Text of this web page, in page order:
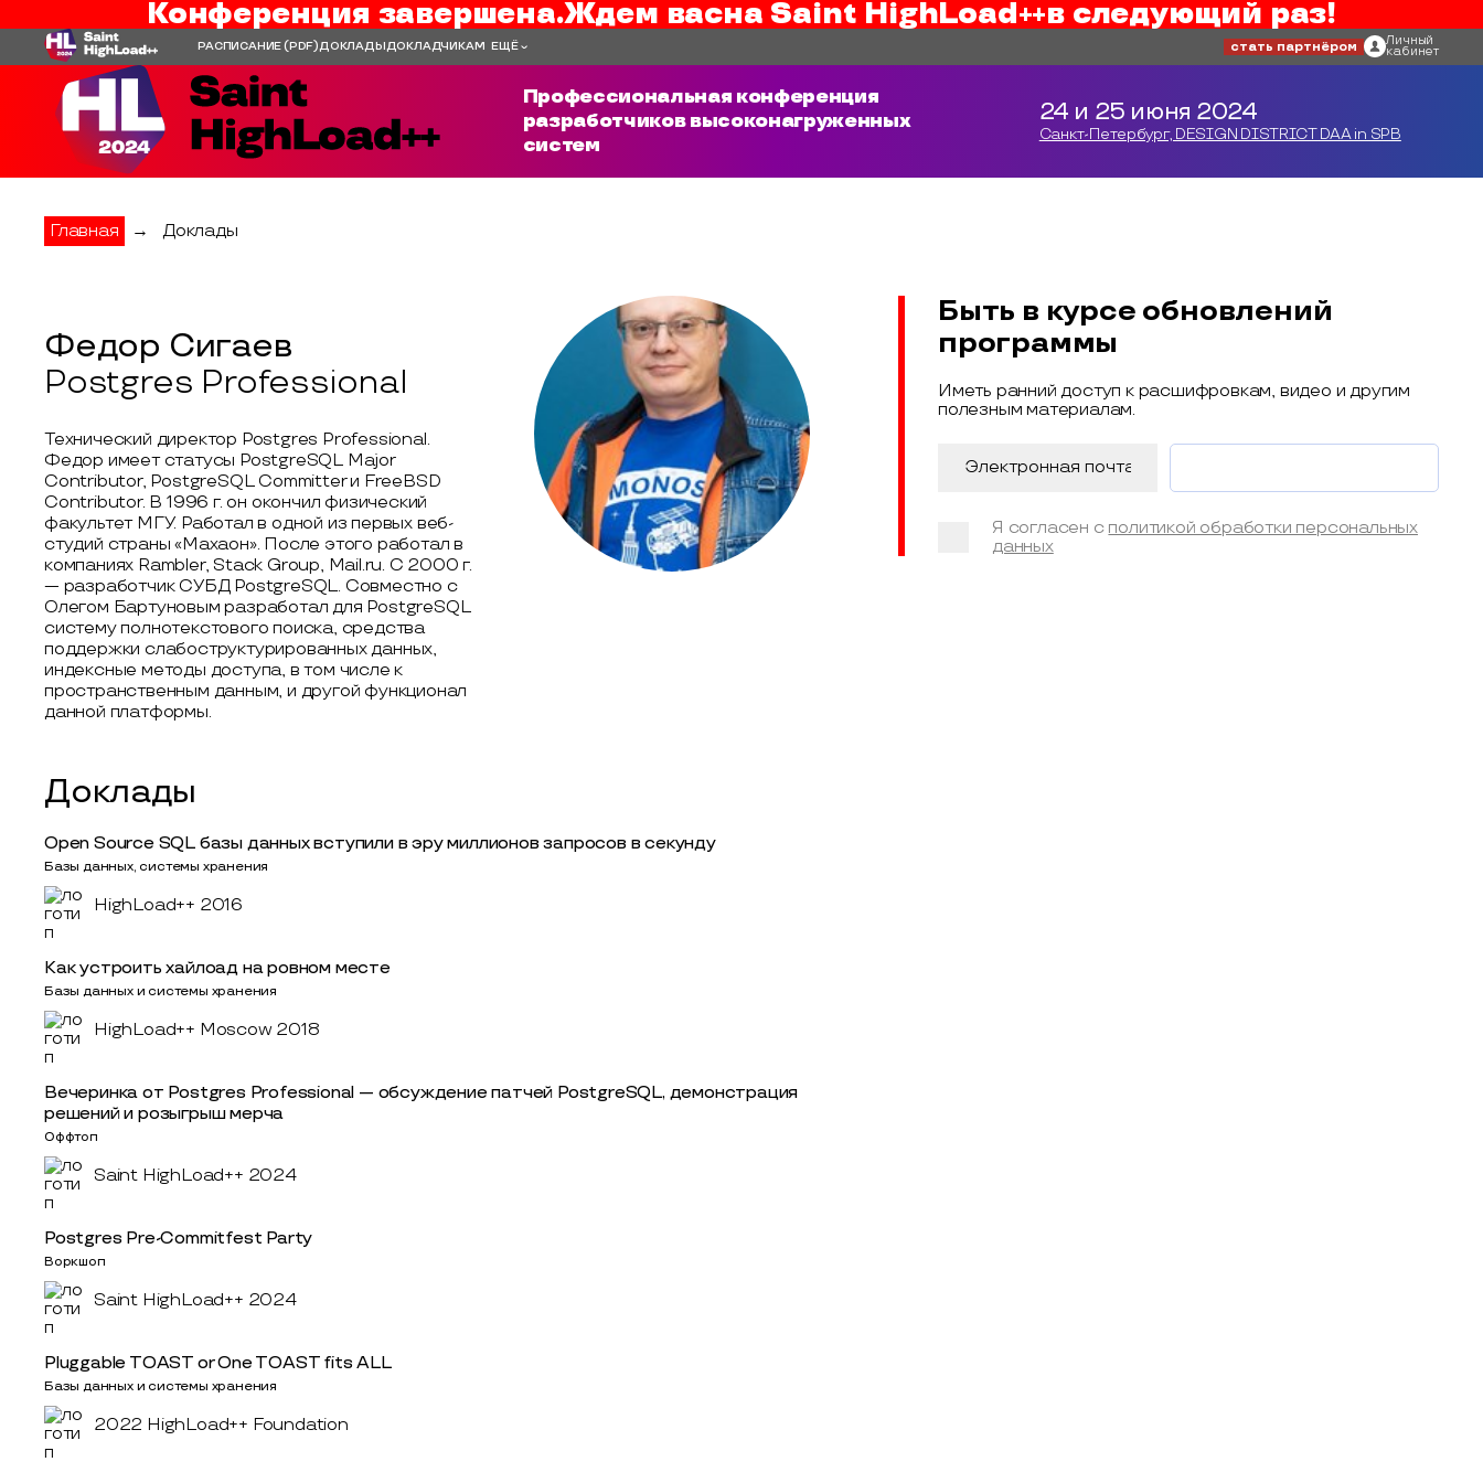
Конференция завершена.Ждем васна Saint HighLoad++в следующий раз!
РАСПИСАНИЕ(PDF)ДОКЛАДЫ ДОКЛАДЧИКАМ ЕЩЁ стать партнёром Личный
кабинет
Профессиональная конференция
разработчиков высоконагруженных
систем
24 и 25 июня 2024
Санкт-Петербург, DESIGN DISTRICT DAA in SPB
Главная → Доклады
Федор Сигаев
Postgres Professional
Технический директор Postgres Professional.
Федор имеет статусы PostgreSQL Major
Contributor, PostgreSQL Committer и FreeBSD
Contributor. В 1996 г. он окончил физический
факультет МГУ. Работал в одной из первых веб-
студий страны «Махаон». После этого работал в
компаниях Rambler, Stack Group, Mail.ru. С 2000 г.
— разработчик СУБД PostgreSQL. Совместно с
Олегом Бартуновым разработал для PostgreSQL
систему полнотекстового поиска, средства
поддержки слабоструктурированных данных,
индексные методы доступа, в том числе к
пространственным данным, и другой функционал
данной платформы.
Доклады
Open Source SQL базы данных вступили в эру миллионов запросов в секунду
Базы данных, системы хранения
HighLoad++ 2016
Как устроить хайлоад на ровном месте
Базы данных и системы хранения
HighLoad++ Moscow 2018
Вечеринка от Postgres Professional — обсуждение патчей PostgreSQL, демонстрация
решений и розыгрыш мерча
Оффтоп
Saint HighLoad++ 2024
Postgres Pre-Commitfest Party
Воркшоп
Saint HighLoad++ 2024
Pluggable TOAST or One TOAST fits ALL
Базы данных и системы хранения
2022 HighLoad++ Foundation
Быть в курсе обновлений
программы
Иметь ранний доступ к расшифровкам, видео и другим
полезным материалам.
Я согласен с политикой обработки персональных
данных